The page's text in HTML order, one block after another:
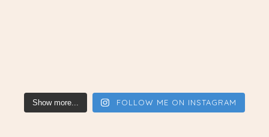
Show more... FOLLOW ME ON INSTAGRAM